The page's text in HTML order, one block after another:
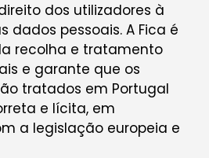
dos utilizadores à
dados pessoais. A Fica é
recolha e tratamento
e garante que os
tratados em Portugal
e lícita, em
a legislação europeia e